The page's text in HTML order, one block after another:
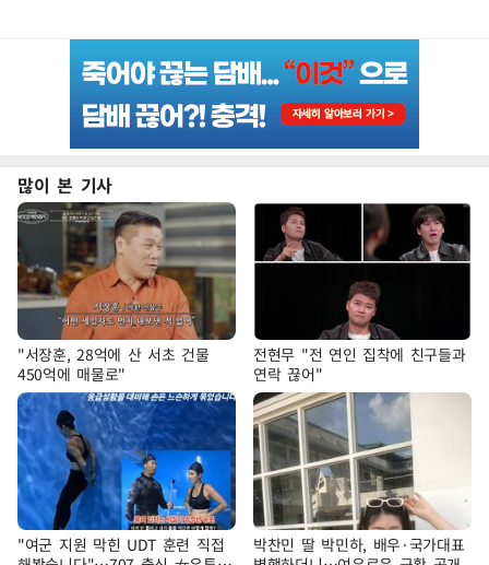
많이 본 기사
"서장훈, 28억에 산 서초 건물
450억에 매물로"
전현무 "전 연인 집착에 친구들과
연락 끊어"
"여군 지원 막힌 UDT 훈련 직접
박찬민 딸 박민하, 배우·국가대표